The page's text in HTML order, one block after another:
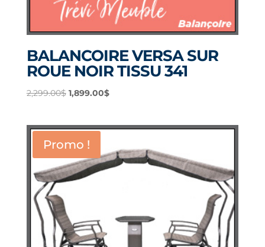
BALANCOIRE VERSA SUR
ROUE NOIR TISSU 341
2,299.00$ Le
était :
2,299.00$.
1,899.00$Le
1,899.00$.
Promo !